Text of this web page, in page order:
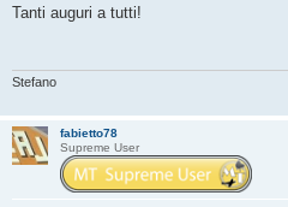
s
i
Tanti auguri a tutti!
Stefano
fabietto78
Supreme User